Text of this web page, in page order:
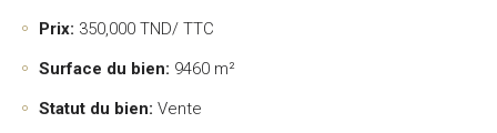
Prix: 350,000 TND/ TTC
Surface du bien: 9460 m²
Statut du bien: Vente